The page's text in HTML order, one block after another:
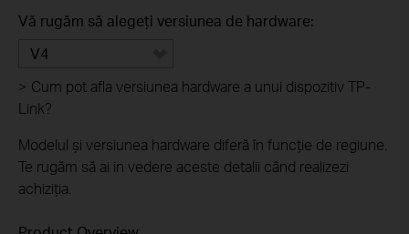
Vă rugăm să alegeți versiunea de hardware:
V4
> Cum pot afla versiunea hardware a unui dispozitiv TP-
Link?
Modelul și versiunea hardware diferă în funcție de regiune.
Te rugăm să ai in vedere aceste detalii când realizezi
achiziția.